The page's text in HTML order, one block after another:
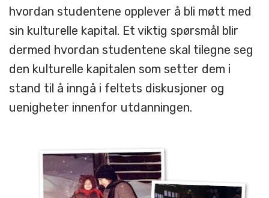
hvordan studentene opplever å bli møtt med
sin kulturelle kapital. Et viktig spørsmål blir
dermed hvordan studentene skal tilegne seg
den kulturelle kapitalen som setter dem i
stand til å inngå i feltets diskusjoner og
uenigheter innenfor utdanningen.